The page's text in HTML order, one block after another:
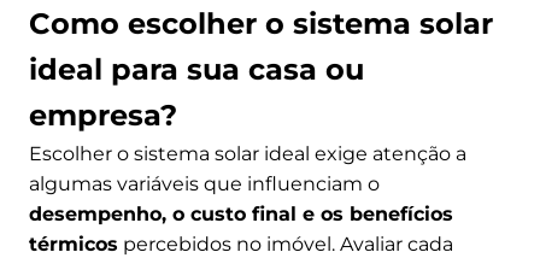
Como escolher o sistema solar
ideal para sua casa ou
empresa?
Escolher o sistema solar ideal exige atenção a
algumas variáveis que influenciam o
desempenho, o custo final e os benefícios
térmicos percebidos no imóvel. Avaliar cada